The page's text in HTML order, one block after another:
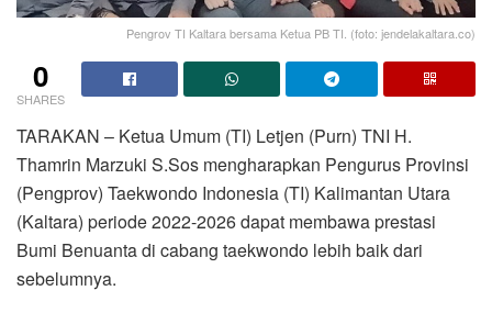
Pengrov TI Kaltara bersama Ketua PB TI. (foto: jendelakaltara.co)
0
SHARES
TARAKAN – Ketua Umum (TI) Letjen (Purn) TNI H.
Thamrin Marzuki S.Sos mengharapkan Pengurus Provinsi
(Pengprov) Taekwondo Indonesia (TI) Kalimantan Utara
(Kaltara) periode 2022-2026 dapat membawa prestasi
Bumi Benuanta di cabang taekwondo lebih baik dari
sebelumnya.